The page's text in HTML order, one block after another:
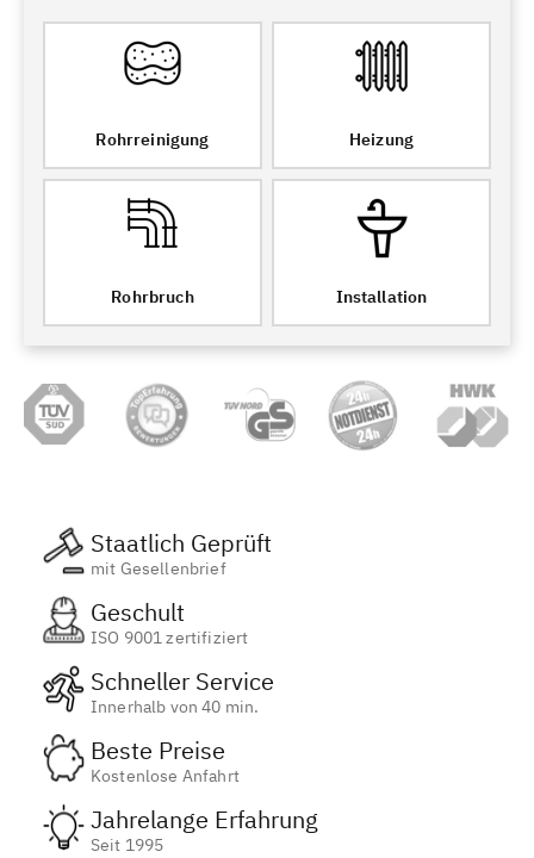
Rohrreinigung Heizung
Rohrbruch Installation
Staatlich Geprüft
mit Gesellenbrief
Geschult
ISO 9001 zertifiziert
Schneller Service
Innerhalb von 40 min.
Beste Preise
Kostenlose Anfahrt
Jahrelange Erfahrung
Seit 1995